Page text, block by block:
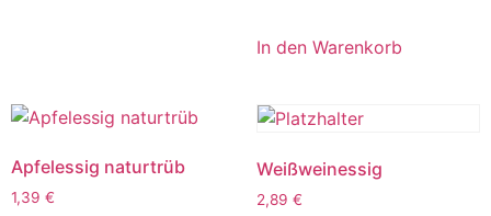
In den Warenkorb
Apfelessig naturtrüb
1,39 €
Weißweinessig
2,89 €